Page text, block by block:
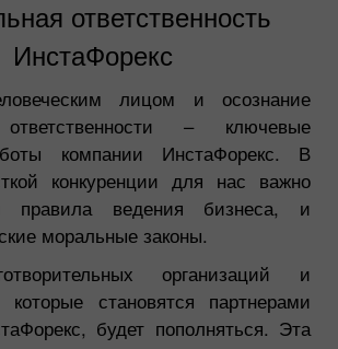
ответственность
ИнстаФорекс
лицом и осознание
– ключевые
компании ИнстаФорекс. В
конкуренции для нас важно
правила ведения бизнеса, и
моральные законы.
организаций и
становятся партнерами
будет пополняться. Эта